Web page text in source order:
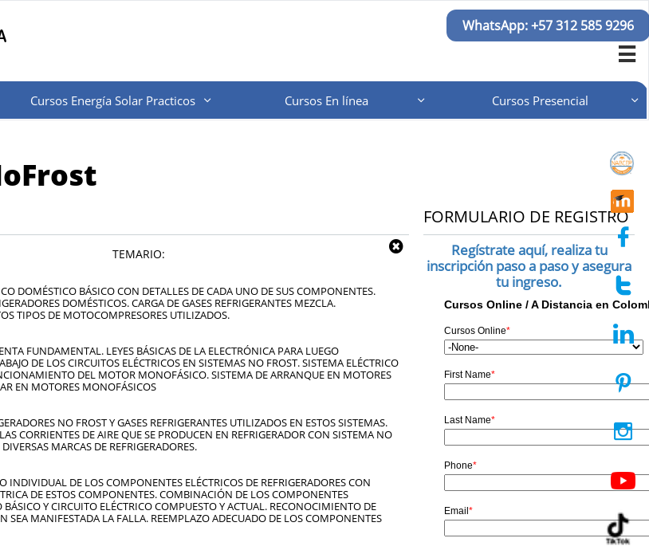
WhatsApp: +57 312 585 9296
Cursos Energía Solar Practicos  Cursos En línea  Cursos Presencial 
Regístrate aquí, realiza tu
inscripción paso a paso y asegura
tu ingreso.
DOMÉSTICO BÁSICO CON DETALLES DE CADA UNO DE SUS COMPONENTES.
DOMÉSTICOS. CARGA DE GASES REFRIGERANTES MEZCLA.
TIPOS DE MOTOCOMPRESORES UTILIZADOS.
FUNDAMENTAL. LEYES BÁSICAS DE LA ELECTRÓNICA PARA LUEGO
DE LOS CIRCUITOS ELÉCTRICOS EN SISTEMAS NO FROST. SISTEMA ELÉCTRICO
DEL MOTOR MONOFÁSICO. SISTEMA DE ARRANQUE EN MOTORES
EN MOTORES MONOFÁSICOS
NO FROST Y GASES REFRIGERANTES UTILIZADOS EN ESTOS SISTEMAS.
CORRIENTES DE AIRE QUE SE PRODUCEN EN REFRIGERADOR CON SISTEMA NO
MARCAS DE REFRIGERADORES.
DE LOS COMPONENTES ELÉCTRICOS DE REFRIGERADORES CON
DE ESTOS COMPONENTES. COMBINACIÓN DE LOS COMPONENTES
BÁSICO Y CIRCUITO ELÉCTRICO COMPUESTO Y ACTUAL. RECONOCIMIENTO DE
SEA MANIFESTADA LA FALLA. REEMPLAZO ADECUADO DE LOS COMPONENTES
FORMULARIO DE REGISTRO
 




